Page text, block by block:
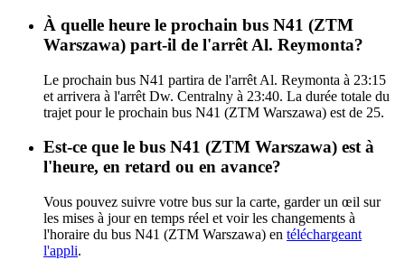
À quelle heure le prochain bus N41 (ZTM
Warszawa) part-il de l'arrêt Al. Reymonta?
Le prochain bus N41 partira de l'arrêt Al. Reymonta à 23:15
et arrivera à l'arrêt Dw. Centralny à 23:40. La durée totale du
trajet pour le prochain bus N41 (ZTM Warszawa) est de 25.
Est-ce que le bus N41 (ZTM Warszawa) est à
l'heure, en retard ou en avance?
Vous pouvez suivre votre bus sur la carte, garder un œil sur
les mises à jour en temps réel et voir les changements à
l'horaire du bus N41 (ZTM Warszawa) en téléchargeant
l'appli.